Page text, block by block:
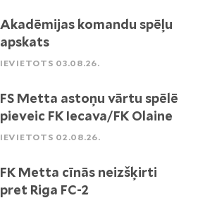
Akadēmijas komandu spēļu
apskats
IEVIETOTS 03.08.26.
FS Metta astoņu vārtu spēlē
pieveic FK Iecava/FK Olaine
IEVIETOTS 02.08.26.
FK Metta cīnās neizšķirti
pret Riga FC-2